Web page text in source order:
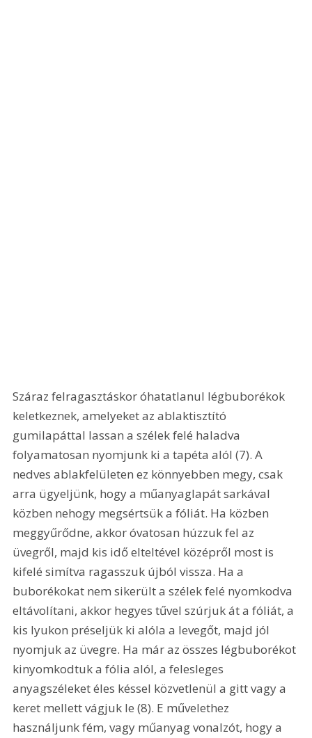
Száraz felragasztáskor óhatatlanul légbuborékok
keletkeznek, amelyeket az ablaktisztító
gumilapáttal lassan a szélek felé haladva
folyamatosan nyomjunk ki a tapéta alól (7). A
nedves ablakfelületen ez könnyebben megy, csak
arra ügyeljünk, hogy a műanyaglapát sarkával
közben nehogy megsértsük a fóliát. Ha közben
meggyűrődne, akkor óvatosan húzzuk fel az
üvegről, majd kis idő elteltével középről most is
kifelé simítva ragasszuk újból vissza. Ha a
buborékokat nem sikerült a szélek felé nyomkodva
eltávolítani, akkor hegyes tűvel szúrjuk át a fóliát, a
kis lyukon préseljük ki alóla a levegőt, majd jól
nyomjuk az üvegre. Ha már az összes légbuborékot
kinyomkodtuk a fólia alól, a felesleges
anyagszéleket éles késsel közvetlenül a gitt vagy a
keret mellett vágjuk le (8). E művelethez
használjunk fém, vagy műanyag vonalzót, hogy a